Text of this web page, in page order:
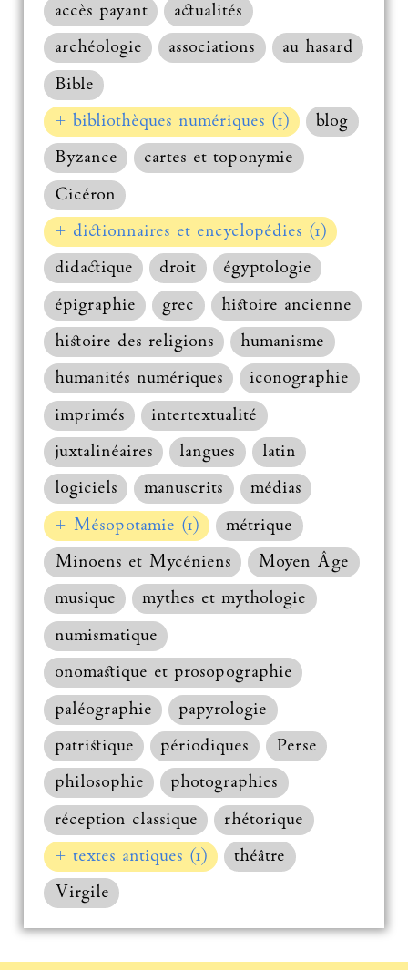
accès payant
actualités
archéologie
associations
au hasard
Bible
+ bibliothèques numériques (1)
blog
Byzance
cartes et toponymie
Cicéron
+ dictionnaires et encyclopédies (1)
didactique
droit
égyptologie
épigraphie
grec
histoire ancienne
histoire des religions
humanisme
humanités numériques
iconographie
imprimés
intertextualité
juxtalinéaires
langues
latin
logiciels
manuscrits
médias
+ Mésopotamie (1)
métrique
Minoens et Mycéniens
Moyen Âge
musique
mythes et mythologie
numismatique
onomastique et prosopographie
paléographie
papyrologie
patristique
périodiques
Perse
philosophie
photographies
réception classique
rhétorique
+ textes antiques (1)
théâtre
Virgile